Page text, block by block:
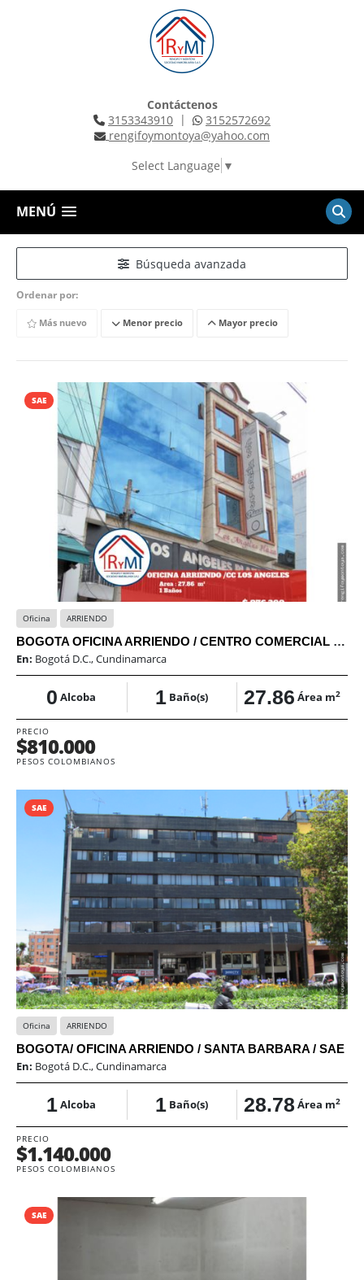
Contáctenos
3153343910 |
3152572692
rengifoymontoya@yahoo.com
Select Language ▼
MENÚ
Búsqueda avanzada
Ordenar por:
Más nuevo Menor precio Mayor precio
SAE
Oficina ARRIENDO
BOGOTA OFICINA ARRIENDO / CENTRO COMERCIAL LOS ANGELES PLAZA / SAE
En: Bogotá D.C., Cundinamarca
0 Alcoba 1 Baño(s) 27.86 Área m2
PRECIO
$810.000
PESOS COLOMBIANOS
SAE
Oficina ARRIENDO
BOGOTA/ OFICINA ARRIENDO / SANTA BARBARA / SAE
En: Bogotá D.C., Cundinamarca
1Alcoba 1 Baño(s) 28.78Área m2
PRECIO
$1.140.000
PESOS COLOMBIANOS
SAE